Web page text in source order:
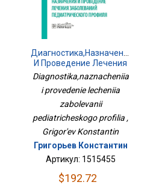
Диагностика,назначения
И Проведение Лечения
Заболеваний
Педиатрического
Профиля
Diagnostika,naznacheniia
i provedenie lecheniia
zabolevanii
pediatricheskogo profilia ,
Grigor'ev Konstantin
Григорьев Константин
Артикул: 1515455
$192.72